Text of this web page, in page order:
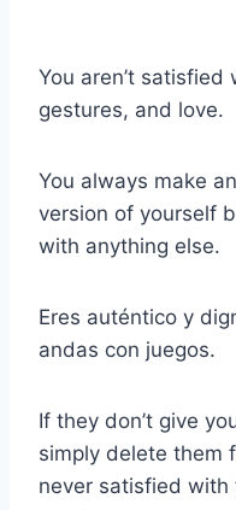
You aren’t
gestures, and love.
You always make
version of yourself
with anything else.
Eres auténtico y
andas con juegos.
If they don’t give
simply delete them
never satisfied